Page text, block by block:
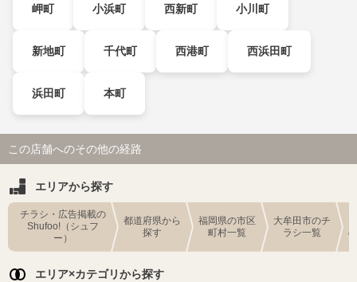
岬町 小浜町 西新町 小川町
新地町 千代町 西港町 西浜田町
浜田町 本町
この店舗へのその他の経路
エリアから探す
チラシ・広告掲載の
Shufoo!（シュフ
ー）
都道府県から
探す
福岡県の市区
町村一覧
大牟田市のチ
ラシ一覧
エリア×カテゴリから探す